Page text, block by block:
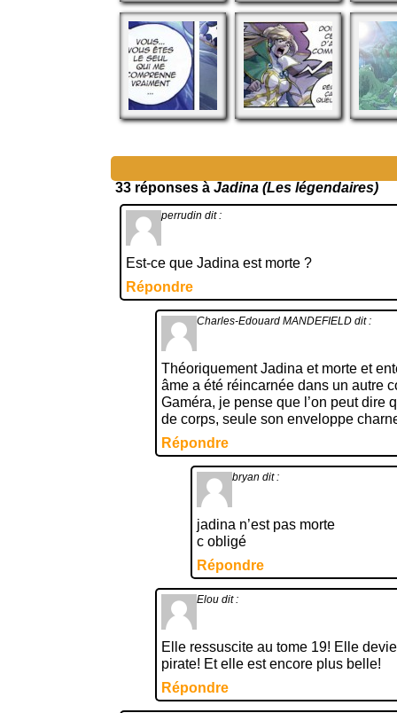
33 réponses à Jadina (Les légendaires)
perrudin dit :
Est-ce que Jadina est morte ?
Répondre
Charles-Edouard MANDEFIELD dit :
Théoriquement Jadina et morte et
âme a été réincarnée dans un autre
Gaméra, je pense que l’on peut dire
de corps, seule son enveloppe
Répondre
bryan dit :
jadina n’est pas morte
c obligé
Répondre
Elou dit :
Elle ressuscite au tome 19! Elle
pirate! Et elle est encore plus belle!
Répondre